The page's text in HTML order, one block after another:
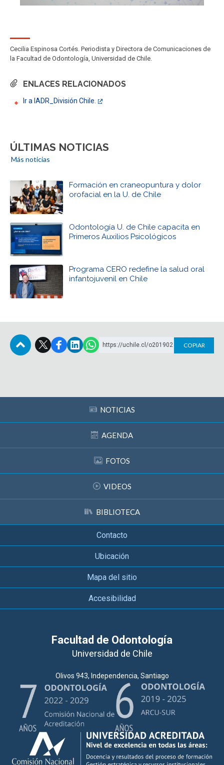
ENLACES RELACIONADOS
Ir a IADR_División Chile.
Cecilia Espinosa Cortés. Periodista y Directora de Comunicaciones de
la Facultad de Odontología, Universidad de Chile.
ÚLTIMAS NOTICIAS
Más noticias
Formación en craneopuntura y dolor
orofacial en la U. de Chile
Odontología U. de Chile capacita en
Primeros Auxilios Psicológicos
Programa CERO redefine la salud oral
infantojuvenil en Chile
https://uchile.cl/o201902 COPIAR
NOTICIAS
AGENDA
FOTOS
VIDEOS
BIBLIOTECA
Contacto
Ubicación
Mapa del sitio
Accesibilidad
Facultad de Odontología
Universidad de Chile
Olivos 943, Independencia, Santiago